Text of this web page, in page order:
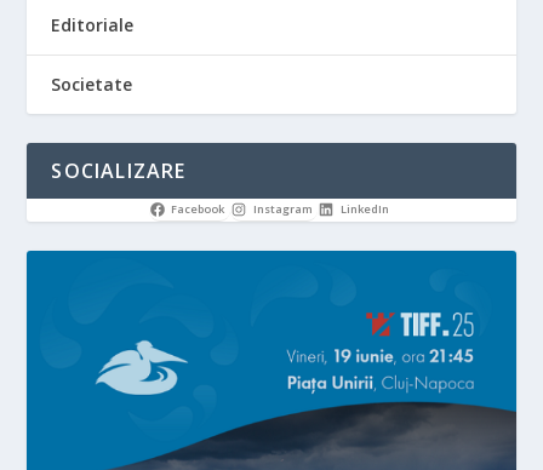
Editoriale
Societate
SOCIALIZARE
Facebook Instagram LinkedIn